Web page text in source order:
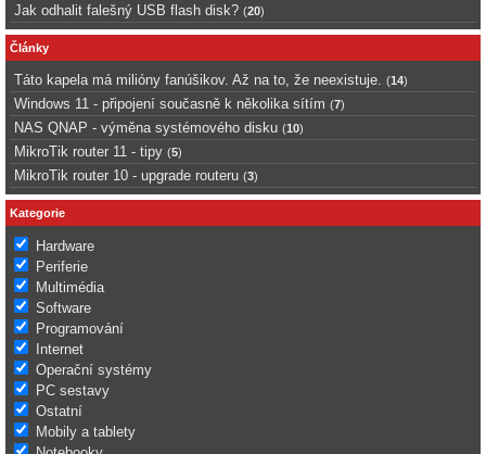
Jak odhalit falešný USB flash disk? (20)
Články
Táto kapela má milióny fanúšikov. Až na to, že neexistuje. (14)
Windows 11 - připojení současně k několika sítím (7)
NAS QNAP - výměna systémového disku (10)
MikroTik router 11 - tipy (5)
MikroTik router 10 - upgrade routeru (3)
Kategorie
Hardware
Periferie
Multimédia
Software
Programování
Internet
Operační systémy
PC sestavy
Ostatní
Mobily a tablety